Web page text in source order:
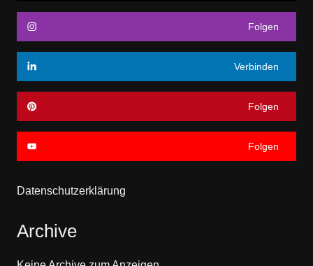
Folgen
Verbinden
Folgen
Folgen
Datenschutzerklärung
Archive